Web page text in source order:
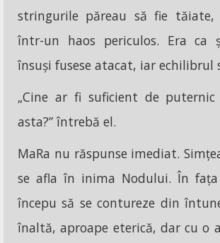
stringurile păreau să fie tăiate,
într-un haos periculos. Era ca
însuși fusese atacat, iar echilibrul
„Cine ar fi suficient de
asta?” întrebă el.
MaRa nu răspunse imediat.
se afla în inima Nodului. În
începu să se contureze din
înaltă, aproape eterică, dar cu o